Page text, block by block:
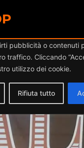
tua privacy
pubblicità o contenuti
traffico. Cliccando
utilizzo dei cookie.
Rifiuta tutto
at this